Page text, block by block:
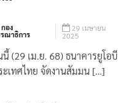
กอง
รณาธิการ
29 เมษายน
(29 เม.ย. 68) ธนาคารยูโอบี